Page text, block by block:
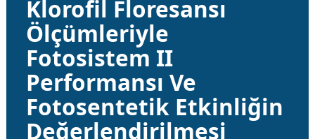
Klorofil Floresansı
Ölçümleriyle
Fotosistem II
Performansı Ve
Fotosentetik Etkinliğin
Değerlendirilmesi